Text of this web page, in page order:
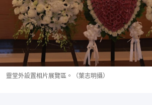
靈堂外設置相片展覽區。（葉志明攝）